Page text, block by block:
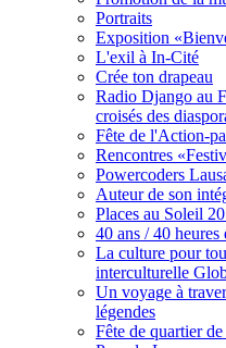
Portraits
Exposition
L'exil à In-Cité
Crée ton drapeau
Radio Django au
croisés des
Fête de l'Action-
Rencontres
Powercoders
Auteur de son
Places au Soleil
40 ans / 40 heures
La culture pour
interculturelle
Un voyage à
légendes
Fête de quartier